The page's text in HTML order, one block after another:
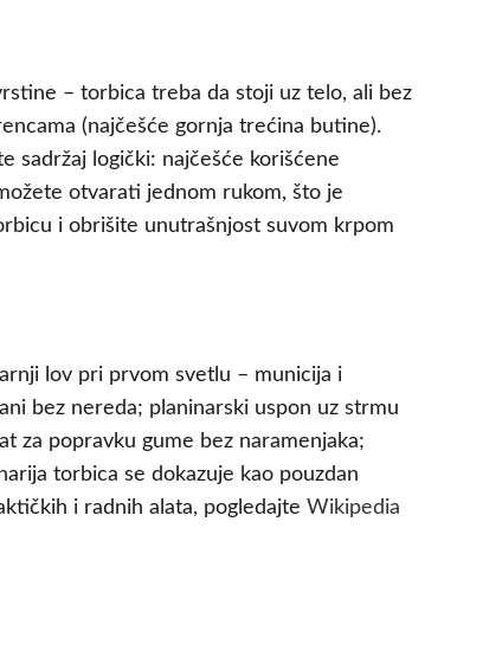
– torbica treba da stoji uz telo, ali bez
(najčešće gornja trećina butine).
sadržaj logički: najčešće korišćene
otvarati jednom rukom, što je
i obrišite unutrašnjost suvom krpom
lov pri prvom svetlu – municija i
bez nereda; planinarski uspon uz strmu
za popravku gume bez naramenjaka;
torbica se dokazuje kao pouzdan
i radnih alata, pogledajte Wikipedia